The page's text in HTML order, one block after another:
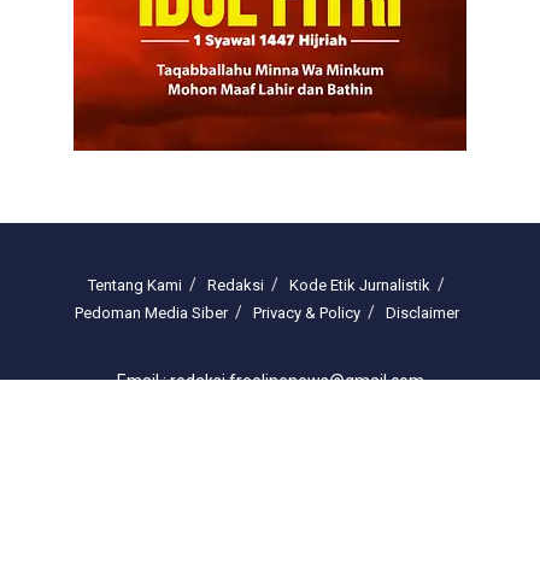
Tentang Kami Redaksi
Kode Etik Jurnalistik
Pedoman Media Siber
Privacy & Policy Disclaimer
Email : redaksi.freelinenews@gmail.com